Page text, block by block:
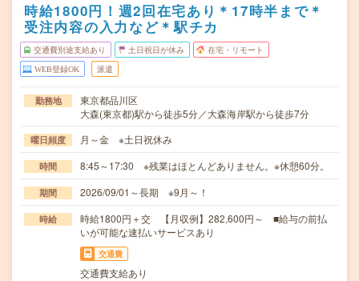
時給1800円！週2回在宅あり＊17時半まで＊
受注内容の入力など＊駅チカ
交通費別途支給あり 土日祝日が休み 在宅・リモート
WEB登録OK 派遣
勤務地
東京都品川区
大森(東京都)駅から徒歩5分／大森海岸駅から徒歩7分
曜日頻度 月～金 ※土日祝休み
時間 8:45～17:30 ※残業はほとんどありません。※休憩60分。
期間 2026/09/01～長期 ※9月～！
時給
時給1800円＋交 【月収例】282,600円～ ■給与の前払
いが可能な速払いサービスあり
交通費
交通費支給あり